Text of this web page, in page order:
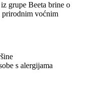
grupe Beeta brine o
prirodnim voćnim
s alergijama